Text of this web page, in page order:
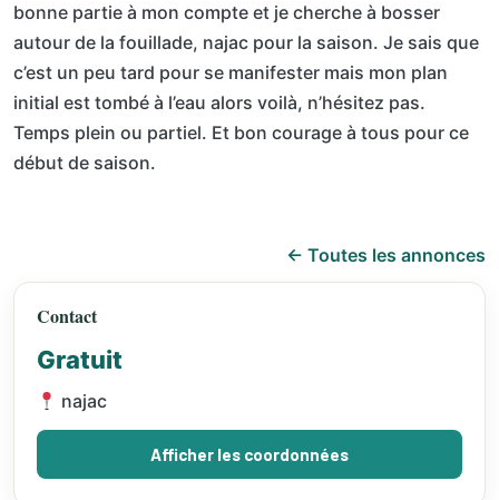
bonne partie à mon compte et je cherche à bosser
autour de la fouillade, najac pour la saison. Je sais que
c’est un peu tard pour se manifester mais mon plan
initial est tombé à l’eau alors voilà, n’hésitez pas.
Temps plein ou partiel. Et bon courage à tous pour ce
début de saison.
← Toutes les annonces
Contact
Gratuit
najac
Afficher les coordonnées